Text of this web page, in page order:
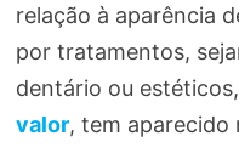
relação à aparência
por tratamentos,
dentário ou
valor, tem aparecido